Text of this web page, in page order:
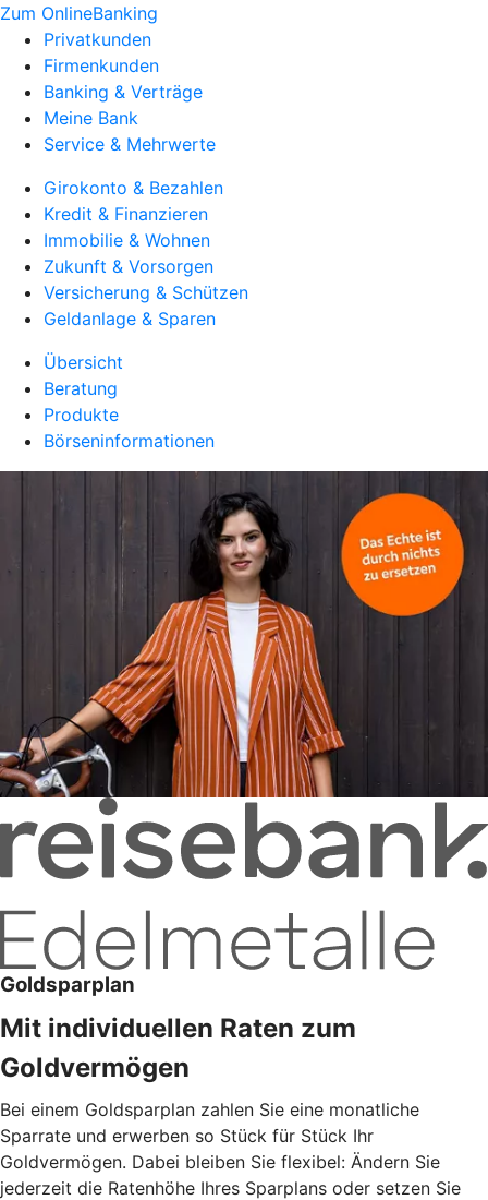
Zum OnlineBanking
Privatkunden
Firmenkunden
Banking & Verträge
Meine Bank
Service & Mehrwerte
Girokonto & Bezahlen
Kredit & Finanzieren
Immobilie & Wohnen
Zukunft & Vorsorgen
Versicherung & Schützen
Geldanlage & Sparen
Übersicht
Beratung
Produkte
Börseninformationen
Goldsparplan
Mit individuellen Raten zum
Goldvermögen
Bei einem Goldsparplan zahlen Sie eine monatliche
Sparrate und erwerben so Stück für Stück Ihr
Goldvermögen. Dabei bleiben Sie flexibel: Ändern Sie
jederzeit die Ratenhöhe Ihres Sparplans oder setzen Sie